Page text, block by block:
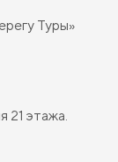
Туры»
21 этажа.